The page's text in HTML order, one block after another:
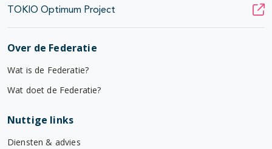
TOKIO Optimum Project
Over de Federatie
Wat is de Federatie?
Wat doet de Federatie?
Nuttige links
Diensten & advies